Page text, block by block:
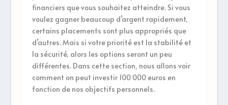
financiers que vous souhaitez atteindre. Si vous
voulez gagner beaucoup d’argent rapidement,
certains placements sont plus appropriés que
d’autres. Mais si votre priorité est la stabilité et
la sécurité, alors les options seront un peu
différentes. Dans cette section, nous allons voir
comment on peut investir 100 000 euros en
fonction de nos objectifs personnels.